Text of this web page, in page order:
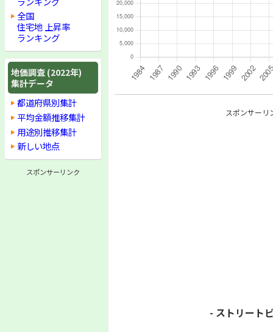
スポンサーリ
- ストリート
全国
住宅地 上昇率
ランキング
地価調査 (2022年)
集計データ
都道府県別集計
平均金額推移集計
用途別推移集計
新しい地点
スポンサーリンク